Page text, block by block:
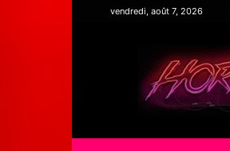
vendredi, août 7, 2026